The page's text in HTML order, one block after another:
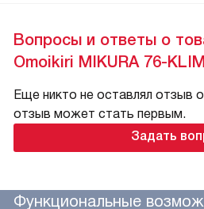
Вопросы и ответы о
Omoikiri MIKURA 76-
Еще никто не оставлял отзыв
отзыв может стать первым.
Задать
Функциональные